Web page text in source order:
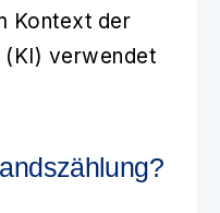
Kontext der
(KI) verwendet